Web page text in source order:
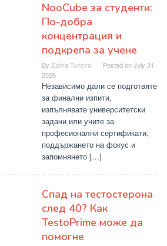
NooCube за студенти:
По-добра
концентрация и
подкрепа за учене
By Zahra Tunzira Posted onJuly 31,
2026
Независимо дали се подготвяте
за финални изпити,
изпълнявате университетски
задачи или учите за
професионални сертификати,
поддържането на фокус и
запомнянето […]
Спад на тестостерона
след 40? Как
TestoPrime може да
помогне